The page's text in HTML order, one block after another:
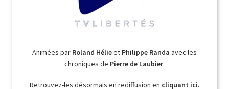
Animées par Roland Hélieet Philippe Randa avec les
chroniques de Pierre de Laubier.
Retrouvez-les désormais en rediffusion en cliquant ici.